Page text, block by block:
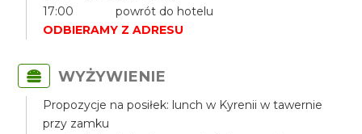
17:00 powrót do hotelu
ODBIERAMY Z ADRESU
WYŻYWIENIE
Propozycje na posiłek: lunch w Kyrenii w tawernie
przy zamku